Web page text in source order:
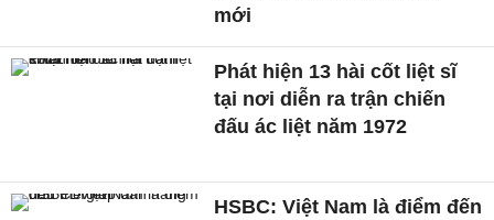
mới
Phát hiện 13 hài cốt liệt sĩ
tại nơi diễn ra trận chiến
đấu ác liệt năm 1972
HSBC: Việt Nam là điểm đến